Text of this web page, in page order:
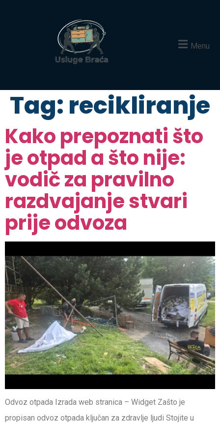
Menu
Tag: recikliranje
Kako prepoznati što
je otpad a što nije:
vodič za pravilno
razdvajanje stvari
prije odvoza
Odvoz otpada Izrada web stranica – Widget Zašto je
propisan odvoz otpada ključan za zdravlje ljudi Stojite u